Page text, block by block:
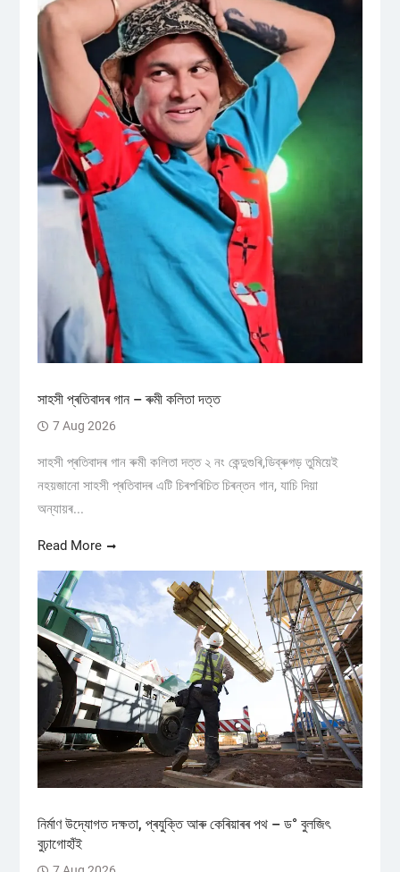
সাহসী প্ৰতিবাদৰ গান – ৰুমী কলিতা দত্ত
7 Aug 2026
সাহসী প্ৰতিবাদৰ গান ৰুমী কলিতা দত্ত ২ নং কেন্দুগুৰি,ডিব্ৰুগড় তুমিয়েই
নহয়জানো সাহসী প্ৰতিবাদৰ এটি চিৰপৰিচিত চিৰন্তন গান, যাচি দিয়া
অন্যায়ৰ...
Read More
নিৰ্মাণ উদ্যোগত দক্ষতা, প্ৰযুক্তি আৰু কেৰিয়াৰৰ পথ – ড° বুলজিৎ
বুঢ়াগোহাঁই